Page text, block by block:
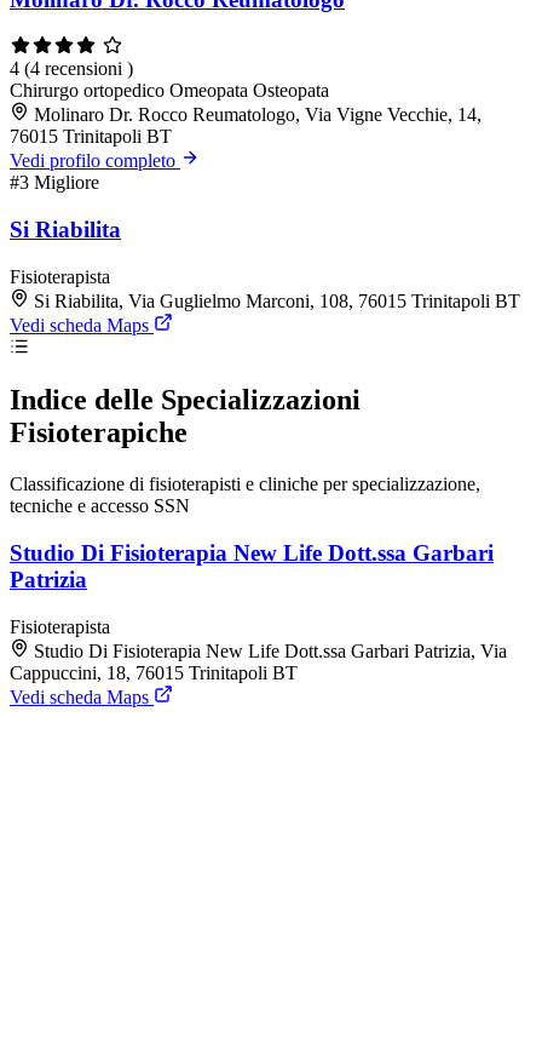
4 (4 recensioni )
Chirurgo ortopedico Omeopata Osteopata
Molinaro Dr. Rocco Reumatologo, Via Vigne Vecchie, 14,
76015 Trinitapoli BT
Vedi profilo completo
#3 Migliore
Si Riabilita
Fisioterapista
Si Riabilita, Via Guglielmo Marconi, 108, 76015 Trinitapoli BT
Vedi scheda Maps
Indice delle Specializzazioni
Fisioterapiche
Classificazione di fisioterapisti e cliniche per specializzazione,
tecniche e accesso SSN
Studio Di Fisioterapia New Life Dott.ssa Garbari
Patrizia
Fisioterapista
Studio Di Fisioterapia New Life Dott.ssa Garbari Patrizia, Via
Cappuccini, 18, 76015 Trinitapoli BT
Vedi scheda Maps